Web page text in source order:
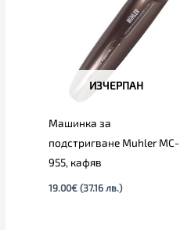
ИЗЧЕРПАН
Машинка за
подстригване Muhler MC-
955, кафяв
19.00€ (37.16 лв.)